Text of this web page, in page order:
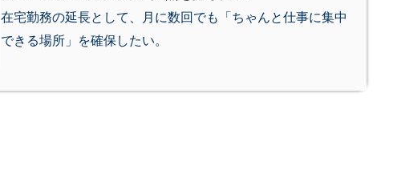
在宅勤務の延長として、月に数回でも「ちゃんと仕事に集中
できる場所」を確保したい。